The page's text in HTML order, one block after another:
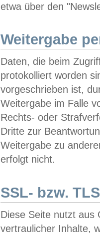
etwa über den
Weitergabe
Daten, die beim
protokolliert worden
vorgeschrieben ist,
Weitergabe im Falle
Rechts- oder
Dritte zur
Weitergabe zu
erfolgt nicht.
SSL- bzw.
Diese Seite nutzt aus
vertraulicher Inhalte,